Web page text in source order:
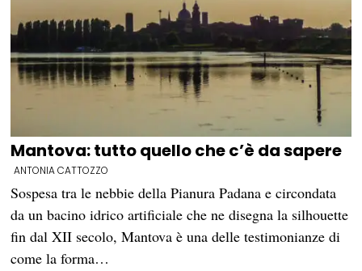
Mantova: tutto quello che c’è da sapere
ANTONIA CATTOZZO
Sospesa tra le nebbie della Pianura Padana e circondata
da un bacino idrico artificiale che ne disegna la silhouette
fin dal XII secolo, Mantova è una delle testimonianze di
come la forma…